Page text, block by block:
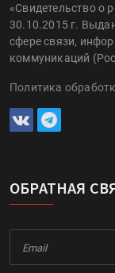
«Свидетельство
30.10.2015 г.
сфере связи,
коммуникаций
Политика
ОБРАТНАЯ